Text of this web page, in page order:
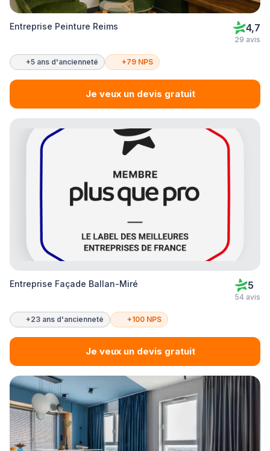
Entreprise Peinture Reims 4,7
29 avis
+5 ans d'ancienneté +79 NPS
Je veux un devis gratuit
Entreprise Façade Ballan-Miré 5
54 avis
+23 ans d'ancienneté +100 NPS
Je veux un devis gratuit